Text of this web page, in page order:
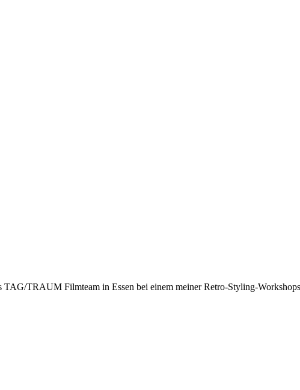
TRAUM Filmteam in Essen bei einem meiner Retro-Styling-Workshops